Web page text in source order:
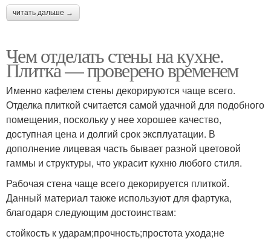
читать дальше →
Чем отделать стены на кухне.
Плитка — проверено временем
Именно кафелем стены декорируются чаще всего.
Отделка плиткой считается самой удачной для подобного
помещения, поскольку у нее хорошее качество,
доступная цена и долгий срок эксплуатации. В
дополнение лицевая часть бывает разной цветовой
гаммы и структуры, что украсит кухню любого стиля.
Рабочая стена чаще всего декорируется плиткой.
Данный материал также используют для фартука,
благодаря следующим достоинствам:
стойкость к ударам;прочность;простота ухода;не